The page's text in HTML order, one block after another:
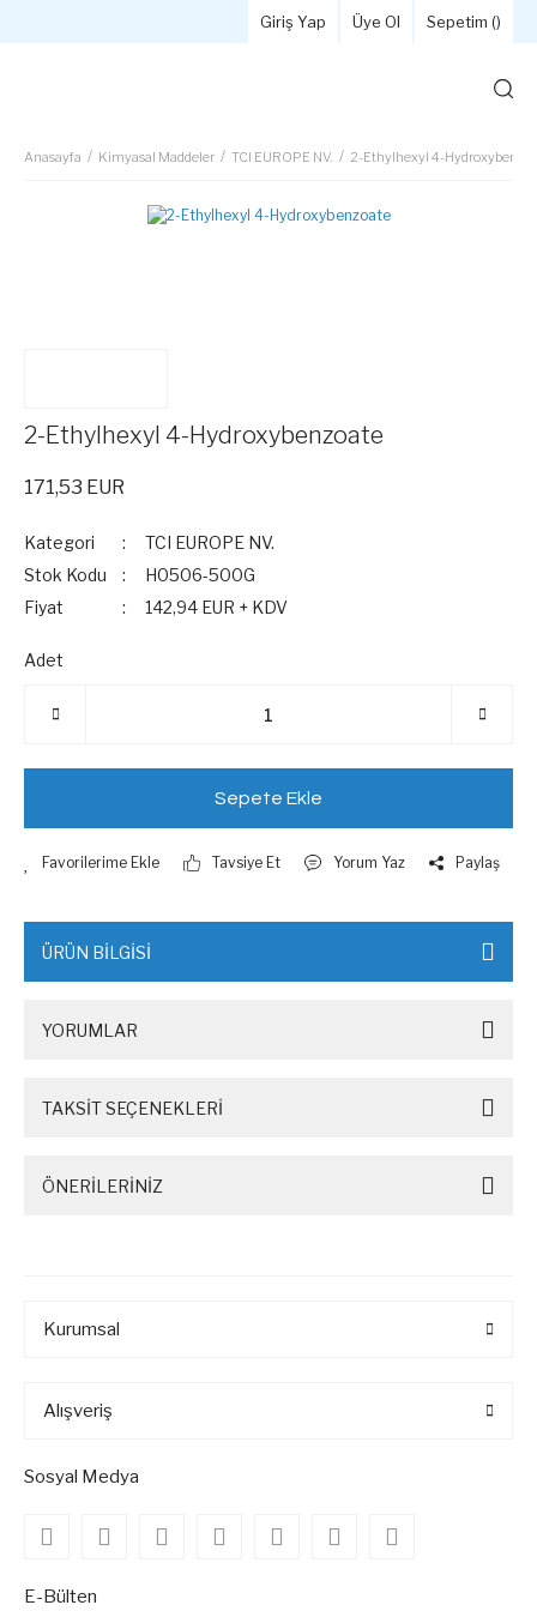
Giriş Yap Üye Ol Sepetim ()
Anasayfa Kimyasal Maddeler TCI EUROPE NV. 2-Ethylhexyl 4-
2-Ethylhexyl 4-Hydroxybenzoate
171,53 EUR
Kategori
TCI EUROPE NV.
Stok Kodu
H0506-500G
Fiyat
142,94 EUR + KDV
Adet
Sepete Ekle
Tavsiye Et Yorum Yaz Paylaş
ÜRÜN BİLGİSİ
YORUMLAR
TAKSİT SEÇENEKLERİ
ÖNERİLERİNİZ
Kurumsal
Alışveriş
Sosyal Medya
E-Bülten